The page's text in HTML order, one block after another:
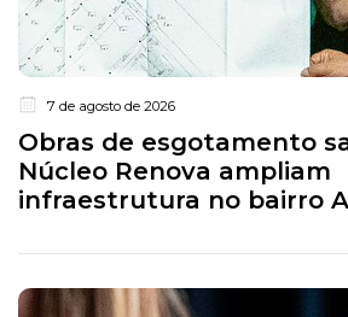
7 de agosto de 2026
Obras de esgotamento
Núcleo Renova ampliam
infraestrutura no bairro